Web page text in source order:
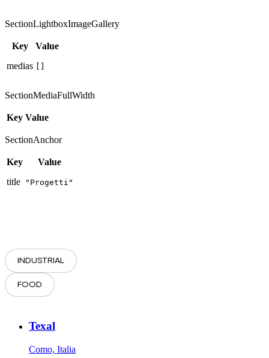
SectionLightboxImageGallery
Key
Value
medias []
SectionMediaFullWidth
Key Value
SectionAnchor
Key
Value
title
"Progetti"
INDUSTRIAL
FOOD
Texal
Como, Italia